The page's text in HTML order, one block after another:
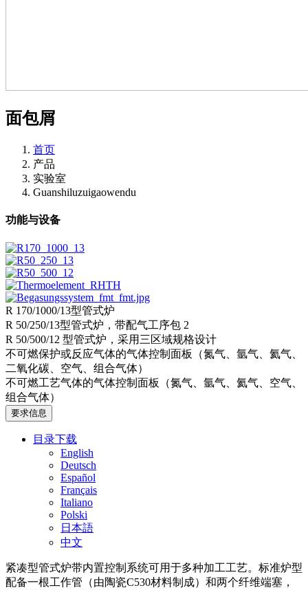
面包屑
首页
产品
实验室
Guanshiluzuigaowendu
功能与设备
R 170/1000/13型管式炉
R 50/250/13型管式炉，带配气工序包 2
R 50/500/12 型管式炉，采用三区域规格设计
不可燃保护或反应气体的气体控制面板（氮气、氩气、氦气、
二氧化碳、空气、组合气体）
不可燃工艺气体的气体控制面板（氮气、氩气、氦气、空气、
组合气体）
要求信息
目录下载
English
Deutsch
Español
Français
Italiano
Polski
日本語
中文
紧凑型管式炉带内置控制系统可用于多种加工工艺。标准炉型
配备一根工作管（由陶瓷C530材料制成）和两个纤维端塞，